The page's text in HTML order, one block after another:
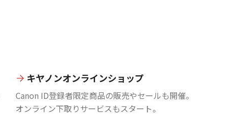
キヤノンオンラインショップ
Canon ID登録者限定商品の販売やセールも開催。
オンライン下取りサービスもスタート。